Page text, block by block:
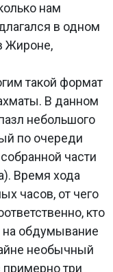
нам
в одном
Жироне,
такой формат
В данном
небольшого
по очереди
части
Время хода
часов, от чего
кто
на обдумывание
необычный
три